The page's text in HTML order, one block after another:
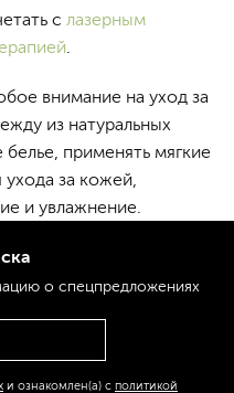
с лазерным
внимание на уход за
из натуральных
применять мягкие
за кожей,
и увлажнение.
о спецпредложениях
и ознакомлен(а) с политикой